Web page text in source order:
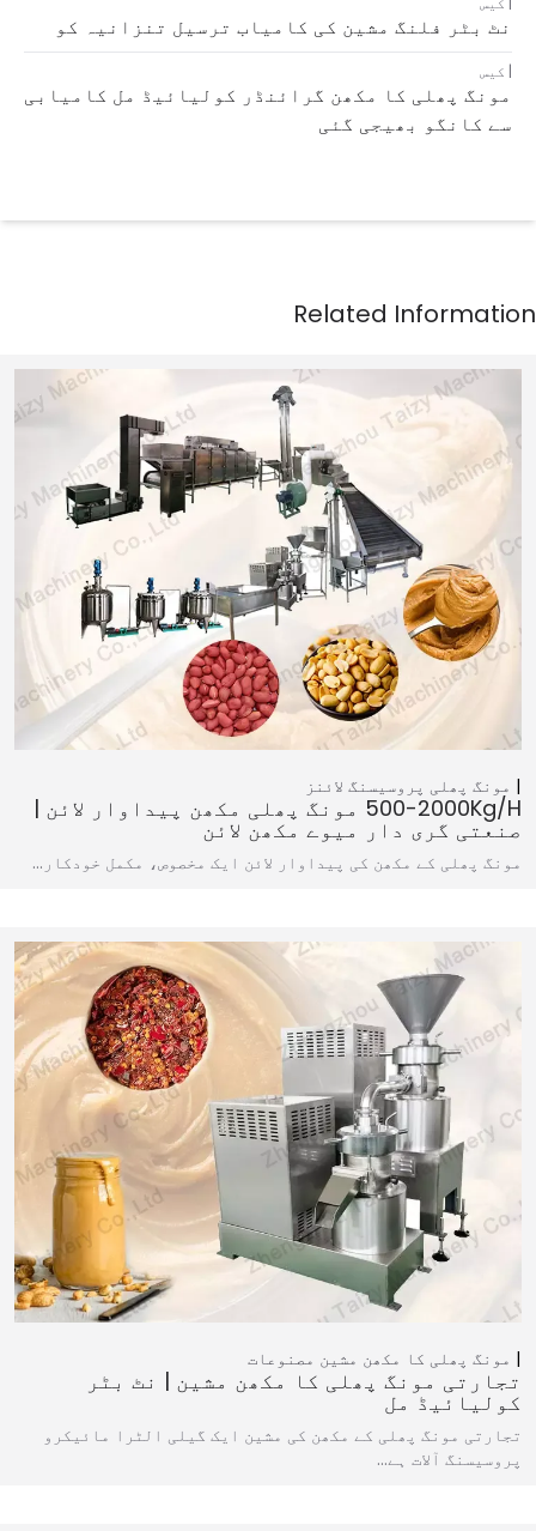
نٹ بٹر فلنگ مشین کی کامیاب ترسیل تنزانیہ کو
کیس
مونگ پھلی کا مکھن گرائنڈر کولیائیڈ مل کامیابی
سے کانگو بھیجی گئی
مونگ پھلی پروسیسنگ لائنز
500-2000Kg/h مونگ پھلی مکھن پیداوار لائن |
صنعتی گری دار میوے مکھن لائن
مونگ پھلی کے مکھن کی پیداوار لائن ایک مخصوص، مکمل خودکار…
مونگ پھلی کا مکھن مشین مصنوعات
تجارتی مونگ پھلی کا مکھن مشین | نٹ بٹر
کولیائیڈ مل
تجارتی مونگ پھلی کے مکھن کی مشین ایک گیلی الٹرا مائیکرو
پروسیسنگ آلات ہے…